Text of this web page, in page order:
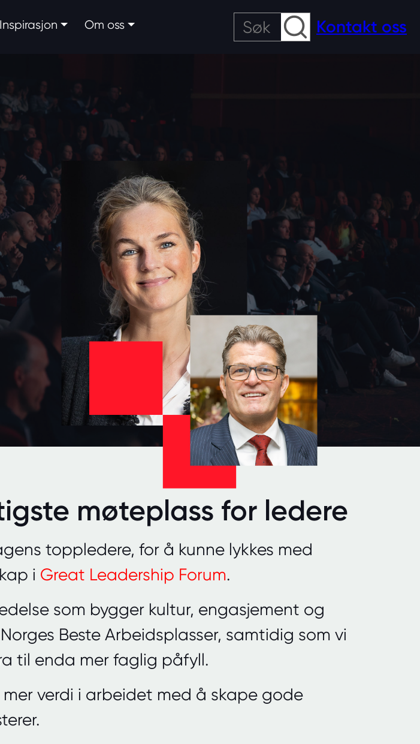
Inspirasjon Om oss Søk
Kontakt oss
møteplass for ledere
toppledere, for å kunne lykkes med
i Great Leadership Forum.
som bygger kultur, engasjement og
Beste Arbeidsplasser, samtidig som vi
til enda mer faglig påfyll.
verdi i arbeidet med å skape gode